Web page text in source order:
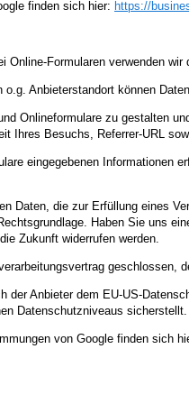
finden sich hier: https://
Online-Formularen verwenden
o.g. Anbieterstandort können
Onlineformulare zu gestalten
Ihres Besuchs, Referrer-URL
eingegebenen
Daten, die zur Erfüllung eines
Haben Sie uns
Zukunft widerrufen werden.
der Anbieter dem EU-US-
Datenschutzniveaus sicherstellt.
von Google finden sich